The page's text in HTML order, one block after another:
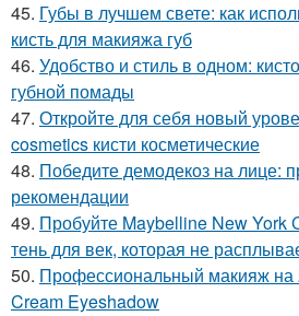
45. Губы в лучшем свете: как
кисть для макияжа губ
46. Удобство и стиль в одном:
губной помады
47. Откройте для себя новый
cosmetics кисти косметические
48. Победите демодекоз на лице:
рекомендации
49. Пробуйте Maybelline New York
тень для век, которая не
50. Профессиональный макияж на
Cream Eyeshadow